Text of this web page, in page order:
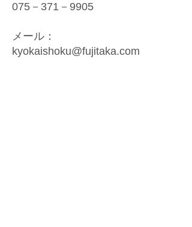
075－371－9905
メール：
kyokaishoku@fujitaka.com